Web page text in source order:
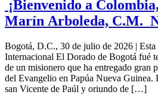
¡Bienvenido a
Marín Arboleda, C.M.
Bogotá, D.C., 30 de julio de 2026 |
Internacional El Dorado de Bogotá fué
de un misionero que ha entregado gran
del Evangelio en Papúa Nueva
san Vicente de Paúl y oriundo de […]